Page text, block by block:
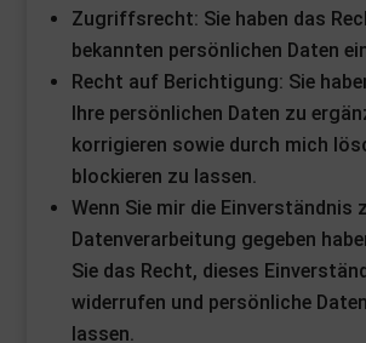
Zugriffsrecht: Sie haben das
bekannten persönlichen Daten
Recht auf Berichtigung: Sie
Ihre persönlichen Daten zu
korrigieren sowie durch mich
blockieren zu lassen.
Wenn Sie mir die Einverständnis
Datenverarbeitung gegeben
Sie das Recht, dieses
widerrufen und persönliche
lassen.